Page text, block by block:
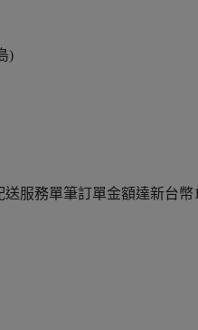
)
送服務單筆訂單金額達新台